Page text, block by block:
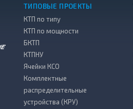
ТИПОВЫЕ ПРОЕКТЫ
КТП по типу
КТП по мощности
БКТП
КТПНУ
Ячейки КСО
Комплектные
распределительные
устройства (КРУ)